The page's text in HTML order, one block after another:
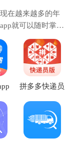
在越来越多的年
就可以随时掌握
、联系快递员上
拼多多快递员